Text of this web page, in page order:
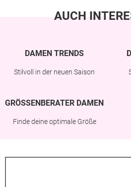
AUCH
DAMEN TRENDS
Stilvoll in der neuen Saison
GRÖSSENBERATER DAMEN
Finde deine optimale Größe